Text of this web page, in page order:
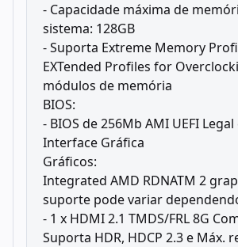
- Capacidade máxima de
sistema: 128GB
- Suporta Extreme Memory
EXTended Profiles for
módulos de memória
BIOS:
- BIOS de 256Mb AMI UEFI
Interface Gráfica
Gráficos:
Integrated AMD RDNATM 2
suporte pode variar
- 1 x HDMI 2.1 TMDS/FRL 8G
Suporta HDR, HDCP 2.3 e Máx.